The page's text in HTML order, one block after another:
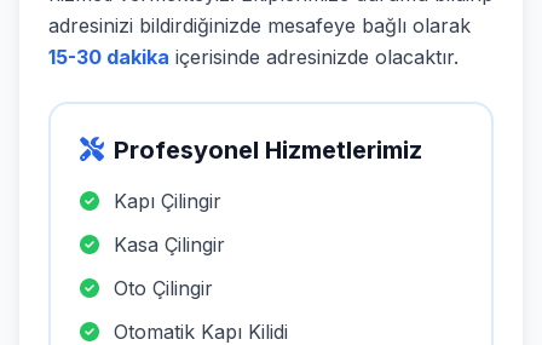
adresinizi bildirdiğinizde mesafeye bağlı olarak
15-30 dakika içerisinde adresinizde olacaktır.
Profesyonel Hizmetlerimiz
Kapı Çilingir
Kasa Çilingir
Oto Çilingir
Otomatik Kapı Kilidi